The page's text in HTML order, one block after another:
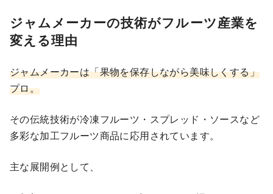
ジャムメーカーの技術がフルーツ産業を
変える理由
ジャムメーカーは「果物を保存しながら美味しくする」
プロ。
その伝統技術が冷凍フルーツ・スプレッド・ソースなど
多彩な加工フルーツ商品に応用されています。
主な展開例として、